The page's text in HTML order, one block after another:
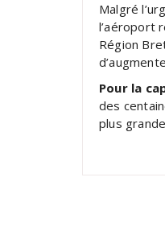
Malgré
l’aéroport
Région
Pour la
des
plus